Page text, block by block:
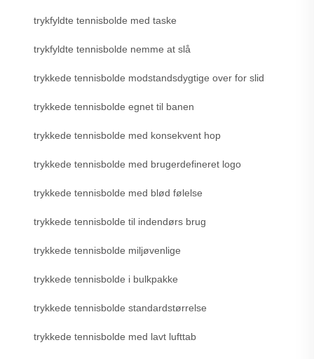
trykfyldte tennisbolde med taske
trykfyldte tennisbolde nemme at slå
trykkede tennisbolde modstandsdygtige over for slid
trykkede tennisbolde egnet til banen
trykkede tennisbolde med konsekvent hop
trykkede tennisbolde med brugerdefineret logo
trykkede tennisbolde med blød følelse
trykkede tennisbolde til indendørs brug
trykkede tennisbolde miljøvenlige
trykkede tennisbolde i bulkpakke
trykkede tennisbolde standardstørrelse
trykkede tennisbolde med lavt lufttab